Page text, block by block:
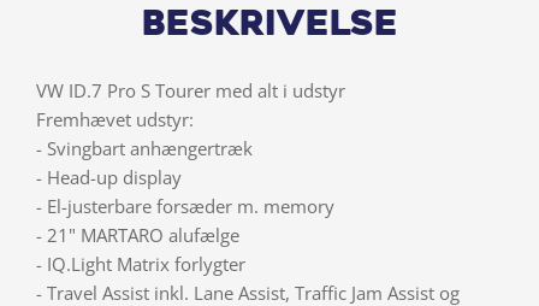
Beskrivelse
VW ID.7 Pro S Tourer med alt i udstyr
Fremhævet udstyr:
- Svingbart anhængertræk
- Head-up display
- El-justerbare forsæder m. memory
- 21" MARTARO alufælge
- IQ.Light Matrix forlygter
- Travel Assist inkl. Lane Assist, Traffic Jam Assist og